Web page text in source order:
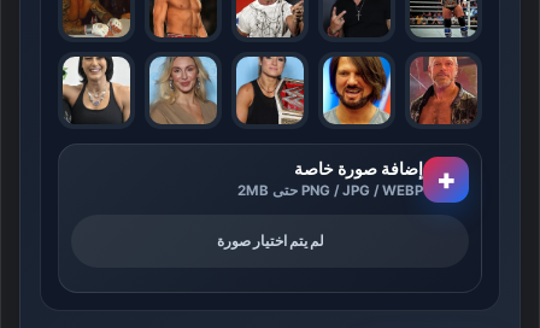
+ إضافة صورة خاصة
PNG / JPG / WEBP حتى 2MB
لم يتم اختيار صورة